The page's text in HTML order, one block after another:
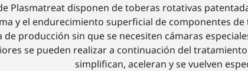
Plasmatreat disponen de toberas rotativas
y el endurecimiento superficial de componentes
producción sin que se necesiten cámaras
se pueden realizar a continuación del
simplifican, aceleran y se vuelven